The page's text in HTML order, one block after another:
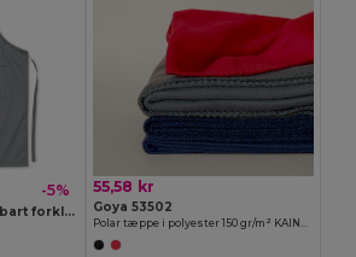
-5%
FITTED KITAB Justerbart forklæde
55,58 kr
Goya 53502
Polar tæppe i polyester 150 gr/m² KAINGA